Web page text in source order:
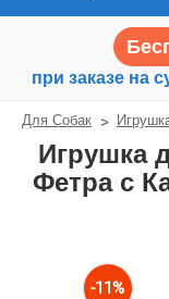
при заказе на
Для Собак
Игрушка
Фетра с
-11%